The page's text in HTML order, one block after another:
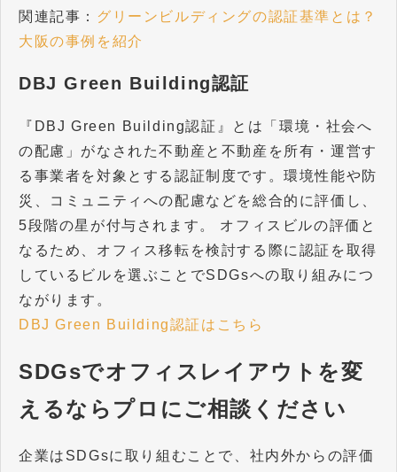
関連記事： グリーンビルディングの認証基準とは？
大阪の事例を紹介
DBJ Green Building認証
『DBJ Green Building認証』とは「環境・社会へ
の配慮」がなされた不動産と不動産を所有・運営す
る事業者を対象とする認証制度です。環境性能や防
災、コミュニティへの配慮などを総合的に評価し、
5段階の星が付与されます。 オフィスビルの評価と
なるため、オフィス移転を検討する際に認証を取得
しているビルを選ぶことでSDGsへの取り組みにつ
ながります。
DBJ Green Building認証はこちら
SDGsでオフィスレイアウトを変
えるならプロにご相談ください
企業はSDGsに取り組むことで、社内外からの評価